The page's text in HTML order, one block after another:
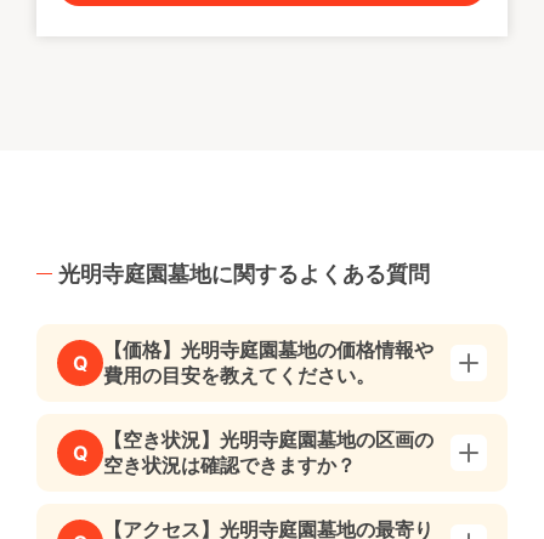
光明寺庭園墓地に関するよくある質問
Q
【価格】光明寺庭園墓地の価格情報や
費用の目安を教えてください。
Q
【空き状況】光明寺庭園墓地の区画の
空き状況は確認できますか？
【アクセス】光明寺庭園墓地の最寄り